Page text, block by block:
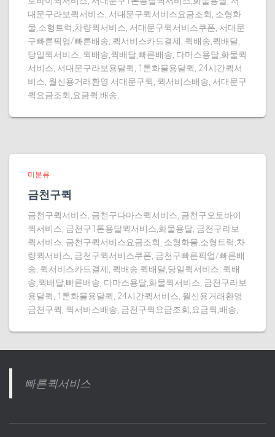
대문구라보퀵서비스, 서대문구퀵서비스요금조회, 소형화
물,소형트럭,차량퀵서비스, 서대문구퀵서비스쿠폰, 서대문
구빠른픽업/빠른배송, 퀵서비스카드결제, 퀵배송,퀵배달,
당일퀵서비스, 퀵배송,퀵배달,빠른배송, 다마스용달,화물퀵
서비스, 서대문구라보용달퀵, 1톤화물용달퀵, 24시간퀵서
비스, 월신용거래환영 서대문구퀵, 퀵서비스배송, 서대문구
퀵요금조회,요금퀵,배송,
미분류
금천구퀵
금천구퀵서비스, 금천구다마스퀵서비스, 금천구오토바이
퀵서비스, 금천구1톤용달퀵서비스,화물용달, 금천구라보
퀵서비스, 금천구퀵서비스요금조회, 소형화물,소형트럭,차
량퀵서비스, 금천구퀵서비스쿠폰, 금천구빠른픽업/빠른배
송, 퀵서비스카드결제, 퀵배송,퀵배달,당일퀵서비스, 퀵배
송,퀵배달,빠른배송, 다마스용달,화물퀵서비스, 금천구라보
용달퀵, 1톤화물용달퀵, 24시간퀵서비스, 월신용거래환영
금천구퀵, 퀵서비스배송, 금천구퀵요금조회,요금퀵,배송,
빠른퀵서비스